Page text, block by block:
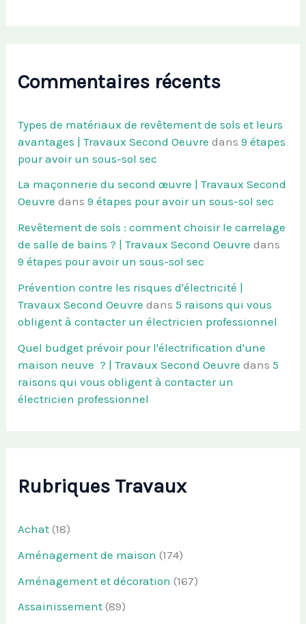
Commentaires récents
Types de matériaux de revêtement de sols et leurs
avantages | Travaux Second Oeuvre dans9 étapes
pour avoir un sous-sol sec
La maçonnerie du second œuvre | Travaux Second
Oeuvre dans9 étapes pour avoir un sous-sol sec
Revêtement de sols : comment choisir le carrelage
de salle de bains ? | Travaux Second Oeuvre dans
9 étapes pour avoir un sous-sol sec
Prévention contre les risques d'électricité |
Travaux Second Oeuvre dans5 raisons qui vous
obligent à contacter un électricien professionnel
Quel budget prévoir pour l'électrification d'une
maison neuve ? | Travaux Second Oeuvre dans5
raisons qui vous obligent à contacter un
électricien professionnel
Rubriques Travaux
Achat (18)
Aménagement de maison (174)
Aménagement et décoration (167)
Assainissement (89)